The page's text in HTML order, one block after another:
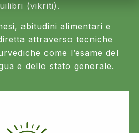
(vikriti).
abitudini alimentari e
attraverso tecniche
come l’esame del
e dello stato generale.